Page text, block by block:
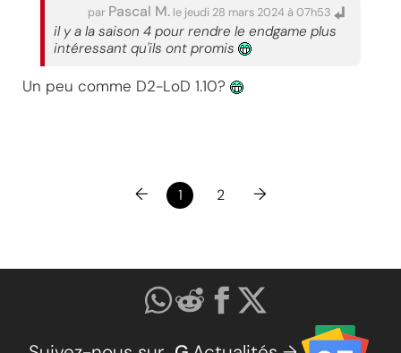
par Pascal M. le jeudi 28 mars 2024 à 07h53
il y a la saison 4 pour rendre le endgame plus
intéressant qu'ils ont promis
Un peu comme D2-LoD 1.10?
← 1 2 →